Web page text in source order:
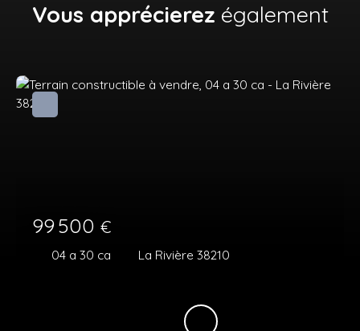
Vous apprécierez également
99 500 €
04 a 30 ca La Rivière 38210